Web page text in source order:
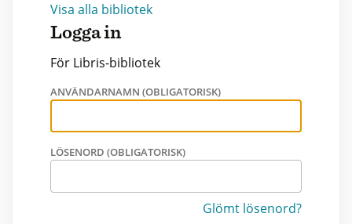
Visa alla bibliotek
Logga in
För Libris-bibliotek
ANVÄNDARNAMN (OBLIGATORISK)
LÖSENORD (OBLIGATORISK)
Glömt lösenord?